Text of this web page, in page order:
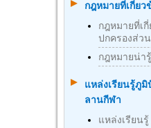
กฎหมายที่เกี่ยว
กฎหมายที่เ
ปกครองส่ว
กฎหมายน่ารู้
แหล่งเรียนรู้ภู
ลานกีฬา
แหล่งเรียน